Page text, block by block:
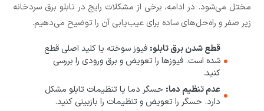
مختل می‌شود. در ادامه، برخی از مشکلات رایج در تابلو برق سردخانه
زیر صفر و راه‌حل‌های ساده برای عیب‌یابی آن را توضیح می‌دهیم.
قطع شدن برق تابلو: فیوز سوخته یا کلید اصلی قطع
شده است. فیوزها را تعویض و برق ورودی را بررسی
کنید.
عدم تنظیم دما: حسگر دما یا تنظیمات تابلو مشکل
دارد. حسگر را تعویض و تنظیمات را بازبینی کنید.